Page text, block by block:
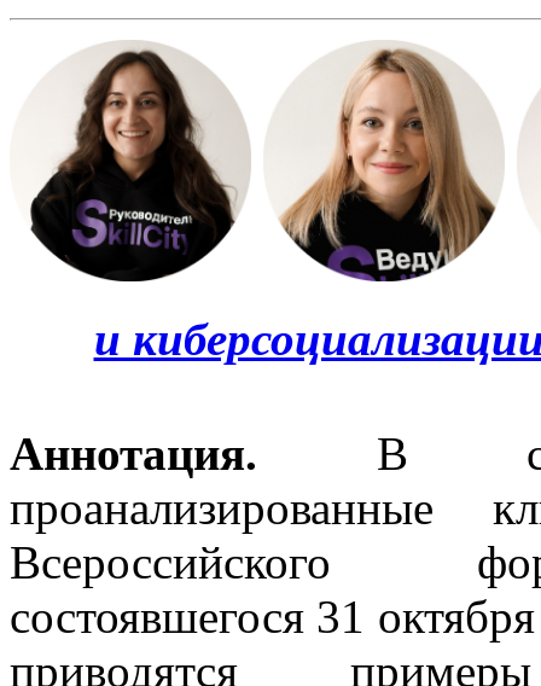
и
Аннотация. В
Всероссийского
состоявшегося 31
приводятся